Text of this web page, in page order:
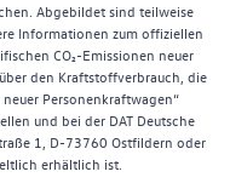
Abgebildet sind teilweise
Informationen zum offiziellen
CO₂-Emissionen neuer
den Kraftstoffverbrauch, die
Personenkraftwagen“
und bei der DAT Deutsche
1, D-73760 Ostfildern oder
erhältlich ist.